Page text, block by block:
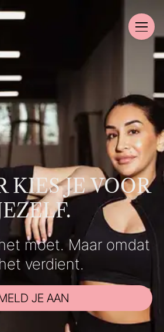
KIES JE VOOR
moet. Maar omdat
verdient.
JE AAN